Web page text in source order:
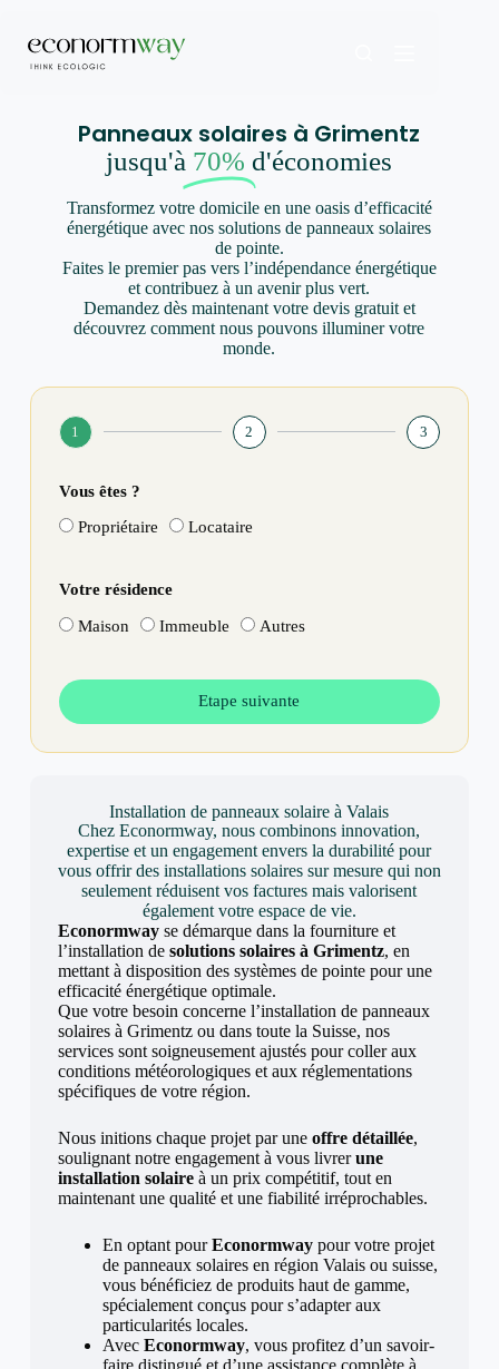
Panneaux solaires à Grimentz
jusqu'à 70% d'économies
Transformez votre domicile en une oasis d’efficacité
énergétique avec nos solutions de panneaux solaires
de pointe.
Faites le premier pas vers l’indépendance énergétique
et contribuez à un avenir plus vert.
Demandez dès maintenant votre devis gratuit et
découvrez comment nous pouvons illuminer votre
monde.
1 2 3
Vous êtes ?
Propriétaire Locataire
Votre résidence
Maison Immeuble Autres
Etape suivante
Installation de panneaux solaire à Valais
Chez Econormway, nous combinons innovation,
expertise et un engagement envers la durabilité pour
vous offrir des installations solaires sur mesure qui non
seulement réduisent vos factures mais valorisent
également votre espace de vie.
Econormwayse démarque dans la fourniture et
l’installation de solutions solaires à Grimentz, en
mettant à disposition des systèmes de pointe pour une
efficacité énergétique optimale.
Que votre besoin concerne l’installation de panneaux
solaires à Grimentz ou dans toute la Suisse, nos
services sont soigneusement ajustés pour coller aux
conditions météorologiques et aux réglementations
spécifiques de votre région.
Nous initions chaque projet par une offre détaillée,
soulignant notre engagement à vous livrerune
installation solaireà un prix compétitif, tout en
maintenant une qualité et une fiabilité irréprochables.
En optant pourEconormwaypour votre projet
de panneaux solaires en région Valais ou suisse,
vous bénéficiez de produits haut de gamme,
spécialement conçus pour s’adapter aux
particularités locales.
Avec Econormway, vous profitez d’un savoir-
faire distingué et d’une assistance complète à